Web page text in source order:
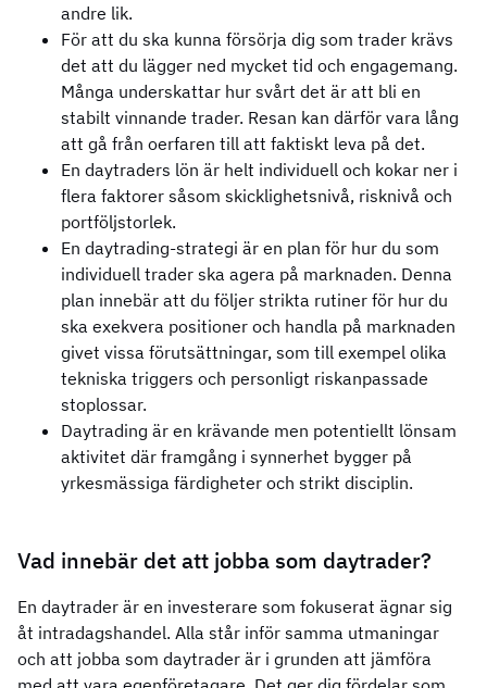
andre lik.
För att du ska kunna försörja dig som trader krävs
det att du lägger ned mycket tid och engagemang.
Många underskattar hur svårt det är att bli en
stabilt vinnande trader. Resan kan därför vara lång
att gå från oerfaren till att faktiskt leva på det.
En daytraders lön är helt individuell och kokar ner i
flera faktorer såsom skicklighetsnivå, risknivå och
portföljstorlek.
En daytrading-strategi är en plan för hur du som
individuell trader ska agera på marknaden. Denna
plan innebär att du följer strikta rutiner för hur du
ska exekvera positioner och handla på marknaden
givet vissa förutsättningar, som till exempel olika
tekniska triggers och personligt riskanpassade
stoplossar.
Daytrading är en krävande men potentiellt lönsam
aktivitet där framgång i synnerhet bygger på
yrkesmässiga färdigheter och strikt disciplin.
Vad innebär det att jobba som daytrader?
En daytrader är en investerare som fokuserat ägnar sig
åt intradagshandel. Alla står inför samma utmaningar
och att jobba som daytrader är i grunden att jämföra